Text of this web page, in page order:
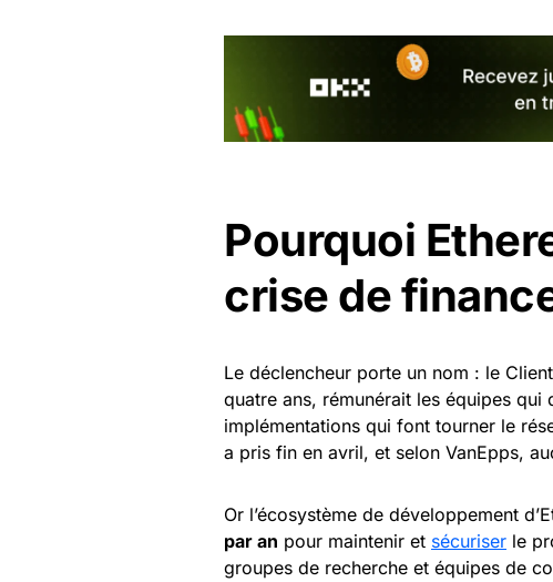
Pourquoi
crise de
Le déclencheur porte un nom : le
quatre ans, rémunérait les équipes qui
implémentations qui font tourner le
a pris fin en avril, et selon VanEpps,
Or l’écosystème de développement
par an pour maintenir et sécuriser le
groupes de recherche et équipes de